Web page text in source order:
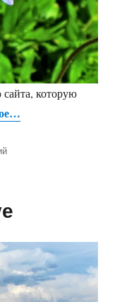
которую
к